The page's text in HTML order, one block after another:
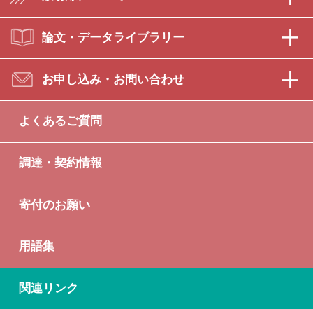
論文・データライブラリー
お申し込み・お問い合わせ
よくあるご質問
調達・契約情報
寄付のお願い
用語集
関連リンク